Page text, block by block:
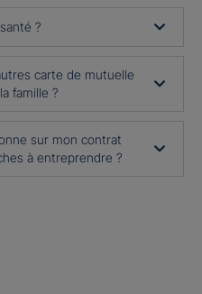
?
carte de mutuelle
famille ?
sur mon contrat
à entreprendre ?